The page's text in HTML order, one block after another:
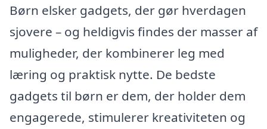
Børn elsker gadgets, der gør hverdagen
sjovere – og heldigvis findes der masser af
muligheder, der kombinerer leg med
læring og praktisk nytte. De bedste
gadgets til børn er dem, der holder dem
engagerede, stimulerer kreativiteten og